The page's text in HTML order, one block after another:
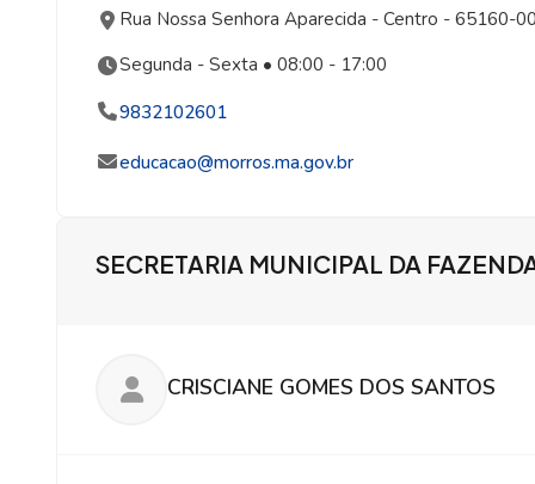
Rua Nossa Senhora Aparecida - Centro - 65160-
Segunda - Sexta • 08:00 - 17:00
9832102601
educacao@morros.ma.gov.br
SECRETARIA MUNICIPAL DA
CRISCIANE GOMES DOS SANTOS